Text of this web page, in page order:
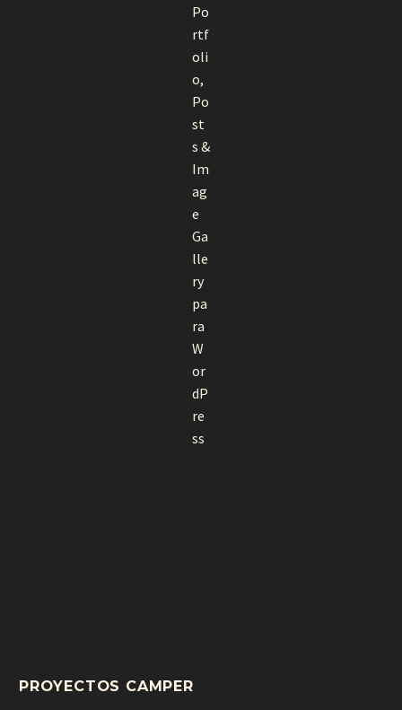
PROYECTOS CAMPER